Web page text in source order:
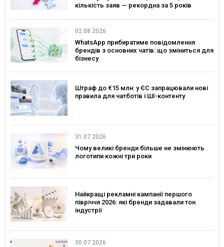
кількість заяв — рекордна за 5 років
02.08.2026
WhatsApp прибиратиме повідомлення
брендів з основних чатів: що зміниться для
бізнесу
Штраф до €15 млн: у ЄС запрацювали нові
правила для чатботів і ШІ-контенту
31.07.2026
Чому великі бренди більше не змінюють
логотипи кожні три роки
Найкращі рекламні кампанії першого
півріччя 2026: які бренди задавали тон
індустрії
30.07.2026